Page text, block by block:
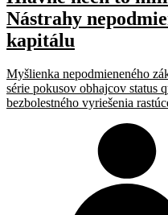
Nástrahy
kapitálu
Myšlienka nepodmieneného
série pokusov obhajcov
bezbolestného vyriešenia